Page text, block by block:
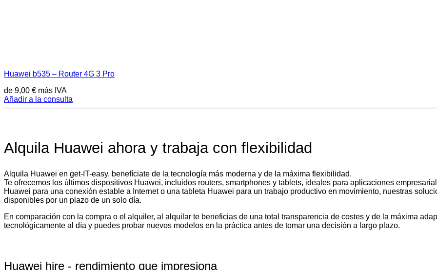
Huawei b535 – Router 4G 3 Pro
de 9,00 € más IVA
Añadir a la consulta
Alquila Huawei ahora y trabaja con flexibilidad
Alquila Huawei en get-IT-easy, benefíciate de la tecnología más moderna y de la máxima flexibilidad.
Te ofrecemos los últimos dispositivos Huawei, incluidos routers, smartphones y tablets, ideales para aplicaciones
Huawei para una conexión estable a Internet o una tableta Huawei para un trabajo productivo en movimiento, nuestras
disponibles por un plazo de un solo día.
En comparación con la compra o el alquiler, al alquilar te beneficias de una total transparencia de costes y de la máxima
tecnológicamente al día y puedes probar nuevos modelos en la práctica antes de tomar una decisión a largo plazo.
Huawei hire - rendimiento que impresiona